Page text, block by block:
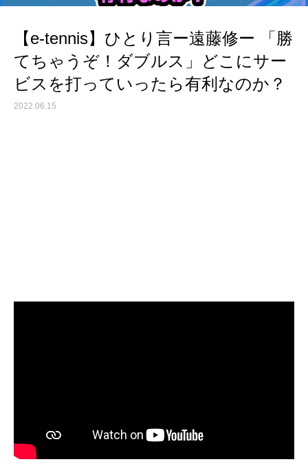
【e-tennis】ひとり言ー遠藤修ー 「勝
てちゃうぞ！ダブルス」どこにサー
ビスを打っていったら有利なのか？
2022.06.15